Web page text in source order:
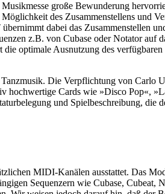
große Bewunderung
des Zusammenstellens und
dabei das Zusammenstellen
z.B. von Cubase oder Notator
optimale Ausnutzung des
Die Verpflichtung von Carlo
hochwertige Cards wie »Disco Pop«,
und Spielbeschreibung,
MIDI-Kanälen ausstattet. Das
Sequenzern wie Cubase,